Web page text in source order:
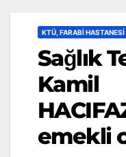
KTÜ, FARABI HASTANESI
Sağlık
Kamil
emekli